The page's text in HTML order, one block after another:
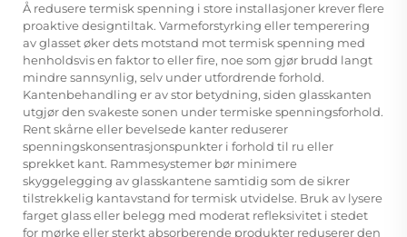
Å redusere termisk spenning i store installasjoner krever flere
proaktive designtiltak. Varmeforstyrking eller temperering
av glasset øker dets motstand mot termisk spenning med
henholdsvis en faktor to eller fire, noe som gjør brudd langt
mindre sannsynlig, selv under utfordrende forhold.
Kantenbehandling er av stor betydning, siden glasskanten
utgjør den svakeste sonen under termiske spenningsforhold.
Rent skårne eller bevelsede kanter reduserer
spenningskonsentrasjonspunkter i forhold til ru eller
sprekket kant. Rammesystemer bør minimere
skyggelegging av glasskantene samtidig som de sikrer
tilstrekkelig kantavstand for termisk utvidelse. Bruk av lysere
farget glass eller belegg med moderat refleksivitet i stedet
for mørke eller sterkt absorberende produkter reduserer den